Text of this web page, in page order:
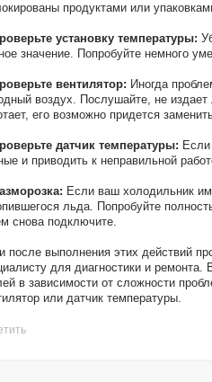
продуктами или
установку температуры:
значение. Попробуйте немного
вентилятор: Иногда
воздух. Послушайте, не издает
его возможно придется
датчик температуры:
и приводить к неправильной
Если ваш холодильник
льда. Попробуйте
снова подключите.
после выполнения этих действий
для диагностики и
в зависимости от сложности
или датчик температуры.